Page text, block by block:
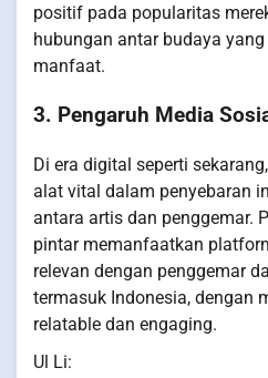
positif pada popularitas
hubungan antar budaya
manfaat.
3. Pengaruh Media
Di era digital seperti
alat vital dalam penyebaran
antara artis dan penggemar.
pintar memanfaatkan
relevan dengan penggemar
termasuk Indonesia, dengan
relatable dan engaging.
Ul Li: